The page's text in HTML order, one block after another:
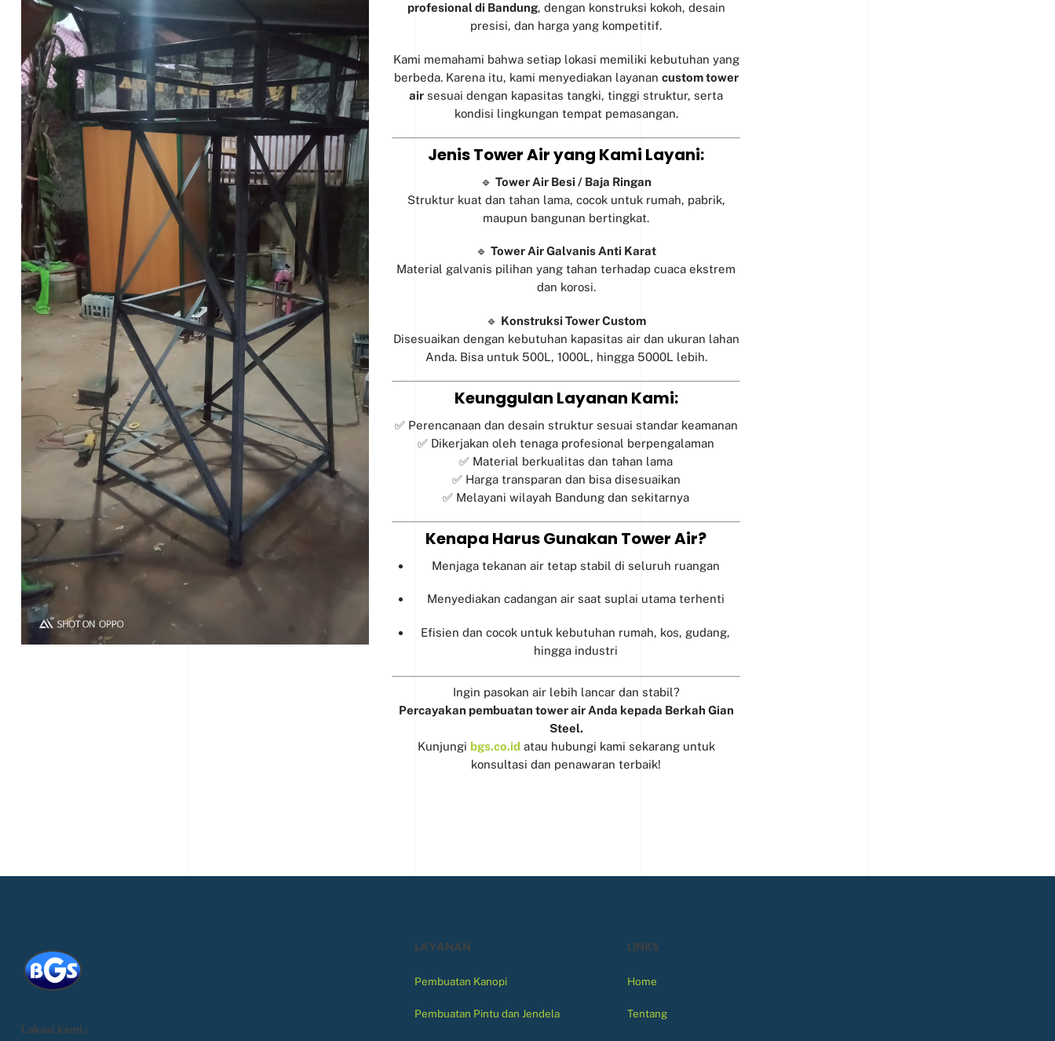
profesional di Bandung, dengan konstruksi kokoh, desain
presisi, dan harga yang kompetitif.
Kami memahami bahwa setiap lokasi memiliki kebutuhan yang
berbeda. Karena itu, kami menyediakan layanan custom tower
air sesuai dengan kapasitas tangki, tinggi struktur, serta
kondisi lingkungan tempat pemasangan.
Jenis Tower Air yang Kami Layani:
🔹Tower Air Besi / Baja Ringan
Struktur kuat dan tahan lama, cocok untuk rumah, pabrik,
maupun bangunan bertingkat.
🔹Tower Air Galvanis Anti Karat
Material galvanis pilihan yang tahan terhadap cuaca ekstrem
dan korosi.
🔹 Konstruksi Tower Custom
Disesuaikan dengan kebutuhan kapasitas air dan ukuran lahan
Anda. Bisa untuk 500L, 1000L, hingga 5000L lebih.
Keunggulan Layanan Kami:
✅ Perencanaan dan desain struktur sesuai standar keamanan
✅ Dikerjakan oleh tenaga profesional berpengalaman
✅ Material berkualitas dan tahan lama
✅ Harga transparan dan bisa disesuaikan
✅ Melayani wilayah Bandung dan sekitarnya
Kenapa Harus Gunakan Tower Air?
Menjaga tekanan air tetap stabil di seluruh ruangan
Menyediakan cadangan air saat suplai utama terhenti
Efisien dan cocok untuk kebutuhan rumah, kos, gudang,
hingga industri
Ingin pasokan air lebih lancar dan stabil?
Percayakan pembuatan tower air Anda kepada Berkah Gian
Steel.
Kunjungi bgs.co.idatau hubungi kami sekarang untuk
konsultasi dan penawaran terbaik!
Lokasi kami :
LAYANAN
Pembuatan Kanopi
Pembuatan Pintu dan Jendela
LINKS
Home
Tentang